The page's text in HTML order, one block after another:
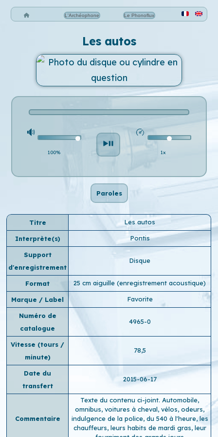
L'Archéophone Le Phonoflux
Les autos
100% 1x
Paroles
Titre Les autos
Interprète(s) Pontis
Support
d'enregistrement
Disque
Format 25 cm aiguille (enregistrement acoustique)
Marque / Label Favorite
Numéro de
catalogue
4965-0
Vitesse (tours /
minute)
78,5
Date du
transfert
2015-06-17
Commentaire
Texte du contenu ci-joint. Automobile,
omnibus, voitures à cheval, vélos, odeurs,
indulgence de la police, du 540 à l'heure, les
chauffeurs, leurs habits de mardi gras, leur